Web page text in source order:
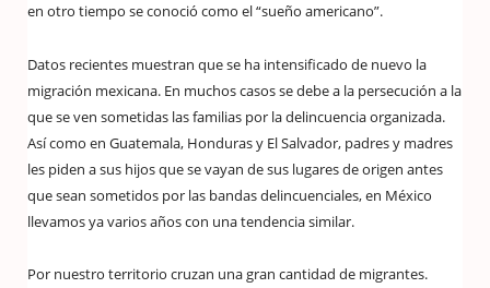
en otro tiempo se conoció como el “sueño americano”.
Datos recientes muestran que se ha intensificado de nuevo la
migración mexicana. En muchos casos se debe a la persecución a la
que se ven sometidas las familias por la delincuencia organizada.
Así como en Guatemala, Honduras y El Salvador, padres y madres
les piden a sus hijos que se vayan de sus lugares de origen antes
que sean sometidos por las bandas delincuenciales, en México
llevamos ya varios años con una tendencia similar.
Por nuestro territorio cruzan una gran cantidad de migrantes.